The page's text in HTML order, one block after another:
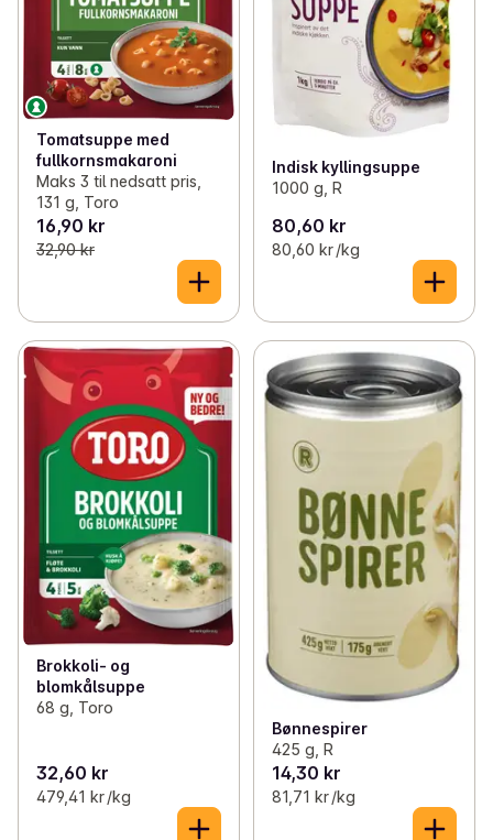
Tomatsuppe med
fullkornsmakaroni
Maks 3 til nedsatt pris,
131 g, Toro
16,90 kr
32,90 kr
Indisk kyllingsuppe
1000 g, R
80,60 kr
80,60 kr /kg
Brokkoli- og
blomkålsuppe
68 g, Toro
32,60 kr
479,41 kr /kg
Bønnespirer
425 g, R
14,30 kr
81,71 kr /kg